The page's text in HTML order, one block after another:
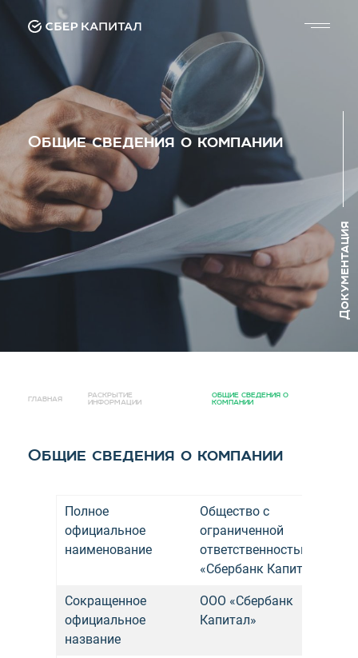
Общие сведения о компании
Документация
ГЛАВНАЯ
РАСКРЫТИЕ
ИНФОРМАЦИИ
ОБЩИЕ СВЕДЕНИЯ О
КОМПАНИИ
Общие сведения о компании
Полное
официальное
наименование
Общество с
ограниченной
ответственностью
«Сбербанк Капитал»
Сокращенное
официальное
название
ООО «Сбербанк
Капитал»